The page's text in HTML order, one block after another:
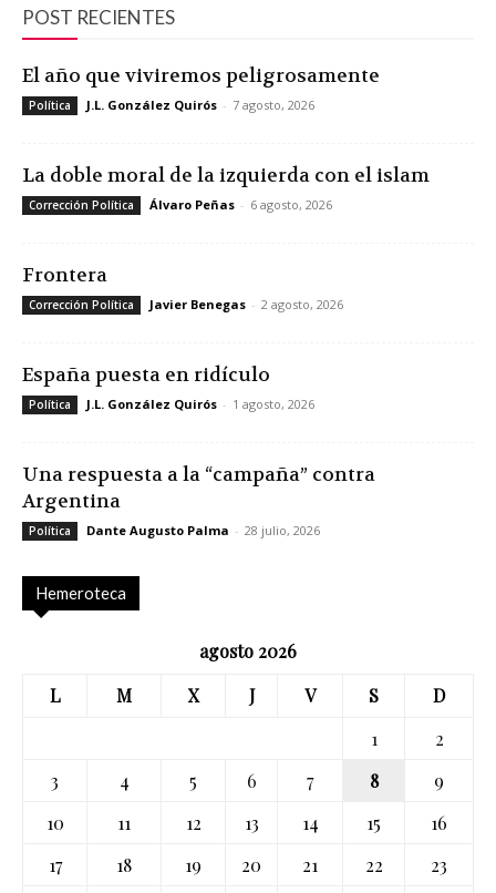
POST RECIENTES
El año que viviremos peligrosamente
Política J.L. González Quirós - 7 agosto, 2026
La doble moral de la izquierda con el islam
Corrección Política Álvaro Peñas - 6 agosto, 2026
Frontera
Corrección Política Javier Benegas - 2 agosto, 2026
España puesta en ridículo
Política J.L. González Quirós - 1 agosto, 2026
Una respuesta a la “campaña” contra
Argentina
Política Dante Augusto Palma - 28 julio, 2026
Hemeroteca
agosto 2026
L
M X J V S
D
1
2
3
4 5 6 7 8
9
10
11 12 13 14 15
16
17
18 19 20 21 22
23